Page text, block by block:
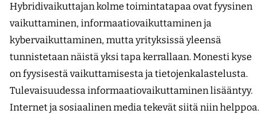
Hybridivaikuttajan kolme toimintatapaa ovat fyysinen
vaikuttaminen, informaatiovaikuttaminen ja
kybervaikuttaminen, mutta yrityksissä yleensä
tunnistetaan näistä yksi tapa kerrallaan. Monesti kyse
on fyysisestä vaikuttamisesta ja tietojenkalastelusta.
Tulevaisuudessa informaatiovaikuttaminen lisääntyy.
Internet ja sosiaalinen media tekevät siitä niin helppoa.